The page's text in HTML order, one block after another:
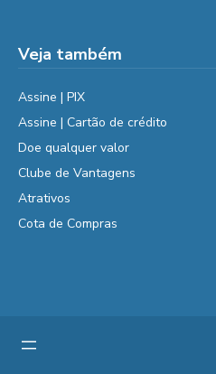
Veja também
Assine | PIX
Assine | Cartão de crédito
Doe qualquer valor
Clube de Vantagens
Atrativos
Cota de Compras